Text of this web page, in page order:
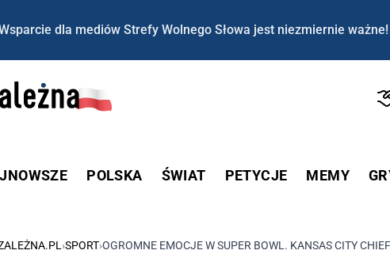
dla mediów Strefy Wolnego Słowa jest niezmiernie
POLSKA ŚWIAT PETYCJE MEMY
›SPORT›OGROMNE EMOCJE W SUPER BOWL. KANSAS CITY